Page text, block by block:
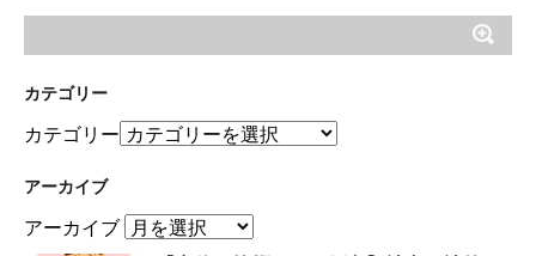
カテゴリー
カテゴリー
アーカイブ
アーカイブ